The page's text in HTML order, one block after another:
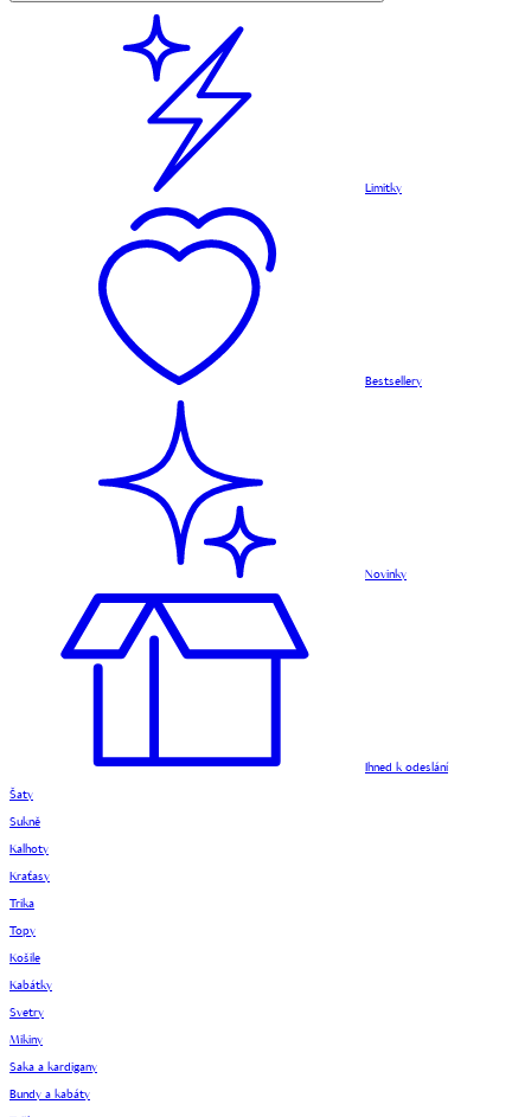
Limitky
Bestsellery
Novinky
Ihned k odeslání
Šaty
Sukně
Kalhoty
Kraťasy
Trika
Topy
Košile
Kabátky
Svetry
Mikiny
Saka a kardigany
Bundy a kabáty